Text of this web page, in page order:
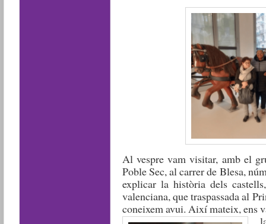
Al vespre vam visitar, amb el
Poble Sec, al carrer de Blesa,
explicar la història dels
valenciana, que traspassada al
coneixem avui. Així mateix, ens